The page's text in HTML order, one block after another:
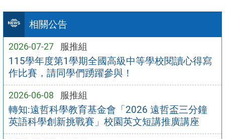
相關公告
2026-07-27 服推組
115學年度第1學期全國高級中等學校閱讀心得寫
作比賽，請同學們踴躍參與！
2026-06-08 服推組
轉知:遠哲科學教育基金會「2026 遠哲盃三分鐘
英語科學創新挑戰賽」校園英文短講推廣講座